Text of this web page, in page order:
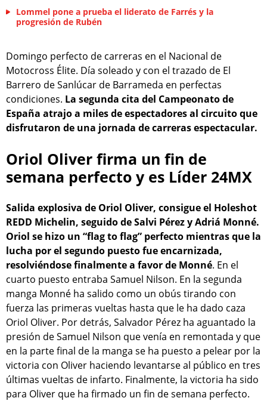
Lommel pone a prueba el liderato de Farrés y la
progresión de Rubén
Domingo perfecto de carreras en el Nacional de
Motocross Élite. Día soleado y con el trazado de El
Barrero de Sanlúcar de Barrameda en perfectas
condiciones. La segunda cita del Campeonato de
España atrajo a miles de espectadores al circuito que
disfrutaron de una jornada de carreras espectacular.
Oriol Oliver firma un fin de
semana perfecto y es Líder 24MX
Salida explosiva de Oriol Oliver, consigue el Holeshot
REDD Michelin, seguido de Salvi Pérez y Adriá Monné.
Oriol se hizo un “flag to flag” perfecto mientras que la
lucha por el segundo puesto fue encarnizada,
resolviéndose finalmente a favor de Monné. En el
cuarto puesto entraba Samuel Nilson. En la segunda
manga Monné ha salido como un obús tirando con
fuerza las primeras vueltas hasta que le ha dado caza
Oriol Oliver. Por detrás, Salvador Pérez ha aguantado la
presión de Samuel Nilson que venía en remontada y que
en la parte final de la manga se ha puesto a pelear por la
victoria con Oliver haciendo levantarse al público en tres
últimas vueltas de infarto. Finalmente, la victoria ha sido
para Oliver que ha firmado un fin de semana perfecto.